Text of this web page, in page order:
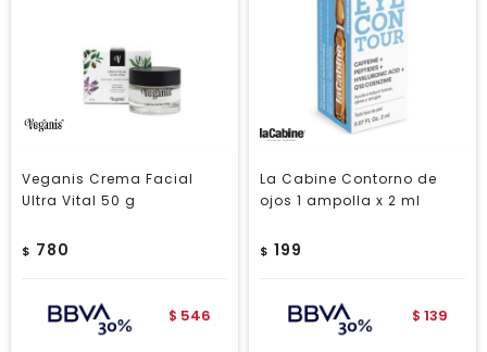
Veganis Crema Facial
Ultra Vital 50 g
$ 780
$ 546
La Cabine Contorno de
ojos 1 ampolla x 2 ml
$ 199
$ 139